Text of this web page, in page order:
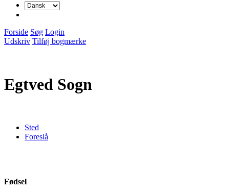
Forside Søg Login
Udskriv Tilføj bogmærke
Egtved Sogn
Sted
Foreslå
Fødsel